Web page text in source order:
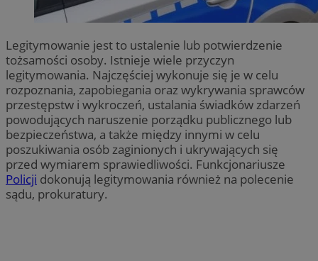
Legitymowanie jest to ustalenie lub potwierdzenie
tożsamości osoby. Istnieje wiele przyczyn
legitymowania. Najczęściej wykonuje się je w celu
rozpoznania, zapobiegania oraz wykrywania sprawców
przestępstw i wykroczeń, ustalania świadków zdarzeń
powodujących naruszenie porządku publicznego lub
bezpieczeństwa, a także między innymi w celu
poszukiwania osób zaginionych i ukrywających się
przed wymiarem sprawiedliwości. Funkcjonariusze
Policji dokonują legitymowania również na polecenie
sądu, prokuratury.